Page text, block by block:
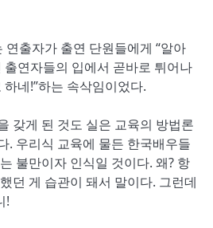
출자가 출연 단원들에게 “알아
출연자들의 입에서 곧바로 튀어나
네!”하는 속삭임이었다.
갖게 된 것도 실은 교육의 방법론
. 우리식 교육에 물든 한국배우들
불만이자 인식일 것이다. 왜? 항
던 게 습관이 돼서 말이다. 그런데
!